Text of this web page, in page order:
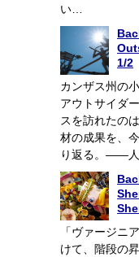
い…
1/2
カンザス州の
アウトサイダ
スを訪れたの
材の成果を、
り返る。――
「ヴァージニ
けて、階段の